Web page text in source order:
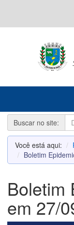
Buscar no site:
Você está aqui:
Boletim
Boletim
em 27/